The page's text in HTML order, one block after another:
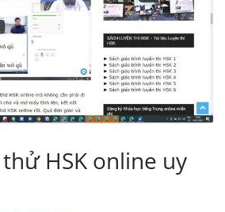
HSK online uy